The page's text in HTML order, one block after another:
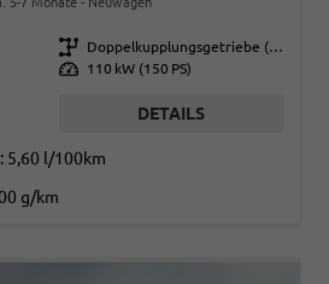
Getriebe
Doppelkupplungsgetriebe (DSG)
Leistung 110 kW (150 PS)
DETAILS
5,60 l/100km
g/km